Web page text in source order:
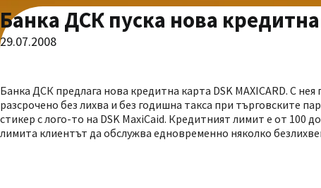
Банка ДСК пуска нова
29.07.2008
Банка ДСК предлага нова кредитна карта DSK MAXICARD. С
разсрочено без лихва и без годишна такса при търговските
стикер с лого-то на DSK MaxiCaid. Кредитният лимит е от 100
лимита клиентът да обслужва едновременно няколко